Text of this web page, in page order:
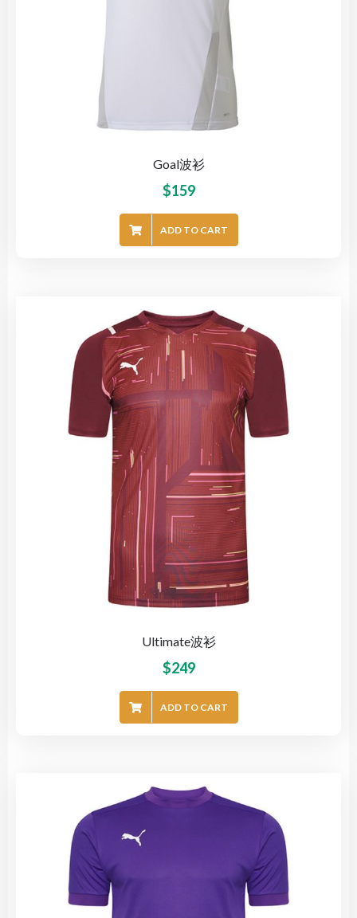
Goal波衫
$159
ADD TO CART
Ultimate波衫
$249
ADD TO CART